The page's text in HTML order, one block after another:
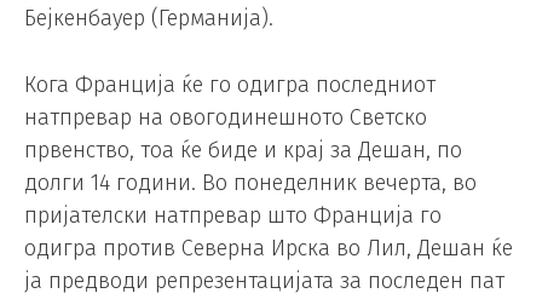
Бејкенбауер (Германија).
Кога Франција ќе го одигра последниот
натпревар на овогодинешното Светско
првенство, тоа ќе биде и крај за Дешан, по
долги 14 години. Во понеделник вечерта, во
пријателски натпревар што Франција го
одигра против Северна Ирска во Лил, Дешан ќе
ја предводи репрезентацијата за последен пат